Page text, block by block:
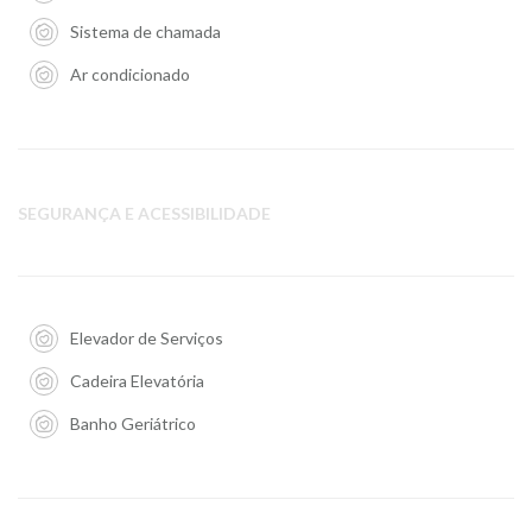
Sistema de chamada
Ar condicionado
SEGURANÇA E ACESSIBILIDADE
Elevador de Serviços
Cadeira Elevatória
Banho Geriátrico